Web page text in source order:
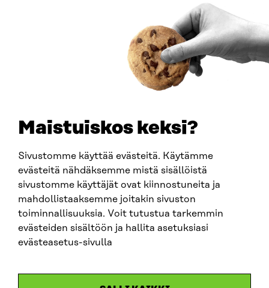
Maistuiskos keksi?
Sivustomme käyttää evästeitä. Käytämme
evästeitä nähdäksemme mistä sisällöistä
sivustomme käyttäjät ovat kiinnostuneita ja
mahdollistaaksemme joitakin sivuston
toiminnallisuuksia. Voit tutustua tarkemmin
evästeiden sisältöön ja hallita asetuksiasi
evästeasetus-sivulla
SITRA SOSIAALISESSA MEDIASSA
LinkedIn
Instagram
YouTube